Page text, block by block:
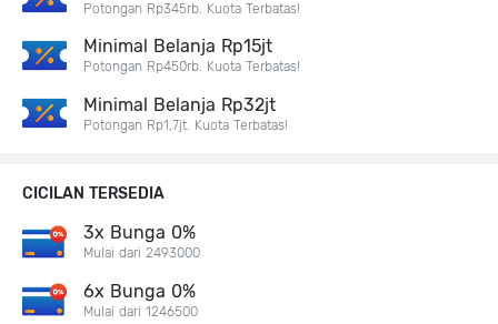
Potongan Rp345rb. Kuota Terbatas!
Minimal Belanja Rp15jt
Potongan Rp450rb. Kuota Terbatas!
Minimal Belanja Rp32jt
Potongan Rp1,7jt. Kuota Terbatas!
CICILAN TERSEDIA
3x Bunga 0%
Mulai dari 2493000
6x Bunga 0%
Mulai dari 1246500